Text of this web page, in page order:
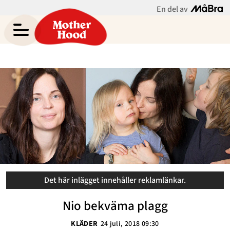
En del av
Bebis & Småbarn
Skolbarn
Tonåringar
Mammaliv
Elisabeth Lindroths blogg
Hem
Om
Kategorier
Arkiv
Kontakt
Det här inlägget innehåller reklamlänkar.
Nio bekväma plagg
KLÄDER 24 juli, 2018 09:30